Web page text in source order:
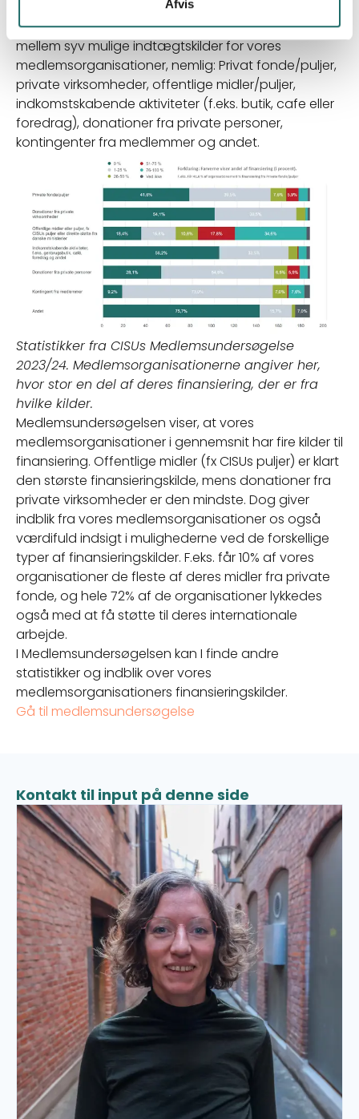
Afvis
fundraisinginitiativer.
Indblik og gode råd om andre finansieringskilder
Legatbogen.dk
Fonde.dk(obs påCISU medlemsfordel)
Frivillighed.dk (emne om fundraising)
I CISUsMedlemsundersøgelsedifferentierer vi
mellem syv mulige indtægtskilder for vores
medlemsorganisationer, nemlig: Privat fonde/puljer,
private virksomheder, offentlige midler/puljer,
indkomstskabende aktiviteter (f.eks. butik, cafe eller
foredrag), donationer fra private personer,
kontingenter fra medlemmer og andet.
Statistikker fra CISUs Medlemsundersøgelse
2023/24. Medlemsorganisationerne angiver her,
hvor stor en del af deres finansiering, der er fra
hvilke kilder.
Medlemsundersøgelsen viser, at vores
medlemsorganisationer i gennemsnit har fire kilder til
finansiering. Offentlige midler (fx CISUs puljer) er klart
den største finansieringskilde, mens donationer fra
private virksomheder er den mindste. Dog giver
indblik fra vores medlemsorganisationer os også
værdifuld indsigt i mulighederne ved de forskellige
typer af finansieringskilder. F.eks. får 10% af vores
organisationer de fleste af deres midler fra private
fonde, og hele 72% af de organisationer lykkedes
også med at få støtte til deres internationale
arbejde.
I Medlemsundersøgelsen kan I finde andre
statistikker og indblik over vores
medlemsorganisationers finansieringskilder.
Gå til medlemsundersøgelse
Kontakt til input på denne side